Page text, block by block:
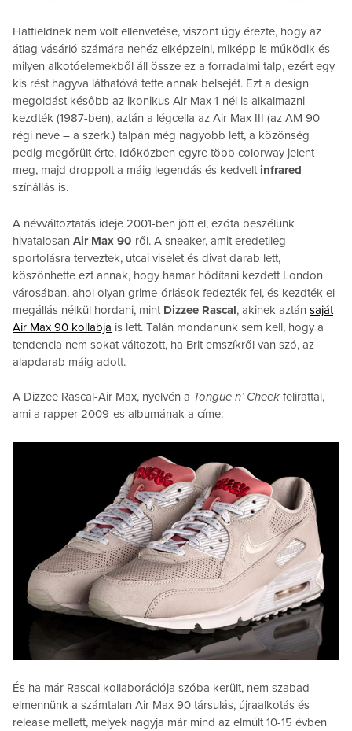
Hatfieldnek nem volt ellenvetése, viszont úgy érezte, hogy az
átlag vásárló számára nehéz elképzelni, miképp is működik és
milyen alkotóelemekből áll össze ez a forradalmi talp, ezért egy
kis rést hagyva láthatóvá tette annak belsejét. Ezt a design
megoldást később az ikonikus Air Max 1-nél is alkalmazni
kezdték (1987-ben), aztán a légcella az Air Max III (az AM 90
régi neve – a szerk.) talpán még nagyobb lett, a közönség
pedig megőrült érte. Időközben egyre több colorway jelent
meg, majd droppolt a máig legendás és kedvelt infrared
színállás is.
A névváltoztatás ideje 2001-ben jött el, ezóta beszélünk
hivatalosan Air Max 90-ről. A sneaker, amit eredetileg
sportolásra terveztek, utcai viselet és divat darab lett,
köszönhette ezt annak, hogy hamar hódítani kezdett London
városában, ahol olyan grime-óriások fedezték fel, és kezdték el
megállás nélkül hordani, mint Dizzee Rascal, akinek aztán saját
Air Max 90 kollabja is lett. Talán mondanunk sem kell, hogy a
tendencia nem sokat változott, ha Brit emszíkről van szó, az
alapdarab máig adott.
A Dizzee Rascal-Air Max, nyelvén a Tongue n’ Cheek felirattal,
ami a rapper 2009-es albumának a címe:
És ha már Rascal kollaborációja szóba került, nem szabad
elmennünk a számtalan Air Max 90 társulás, újraalkotás és
release mellett, melyek nagyja már mind az elmúlt 10-15 évben